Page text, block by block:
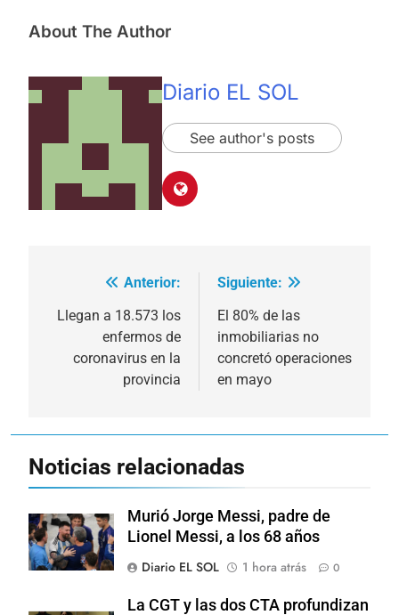
About The Author
Diario EL SOL
See author's posts
Navegación
de
entradas
Anterior:
Llegan a 18.573 los
enfermos de
coronavirus en la
provincia
Siguiente:
El 80% de las
inmobiliarias no
concretó operaciones
en mayo
Noticias relacionadas
Murió Jorge Messi, padre de
Lionel Messi, a los 68 años
Diario EL SOL
1 hora atrás 0
La CGT y las dos CTA profundizan